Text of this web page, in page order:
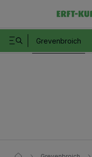
Grevenbroich